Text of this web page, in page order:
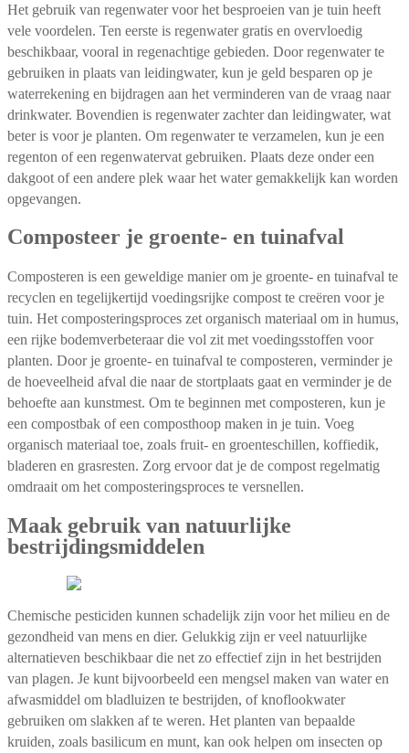
Het gebruik van regenwater voor het besproeien van je tuin heeft
vele voordelen. Ten eerste is regenwater gratis en overvloedig
beschikbaar, vooral in regenachtige gebieden. Door regenwater te
gebruiken in plaats van leidingwater, kun je geld besparen op je
waterrekening en bijdragen aan het verminderen van de vraag naar
drinkwater. Bovendien is regenwater zachter dan leidingwater, wat
beter is voor je planten. Om regenwater te verzamelen, kun je een
regenton of een regenwatervat gebruiken. Plaats deze onder een
dakgoot of een andere plek waar het water gemakkelijk kan worden
opgevangen.
Composteer je groente- en tuinafval
Composteren is een geweldige manier om je groente- en tuinafval te
recyclen en tegelijkertijd voedingsrijke compost te creëren voor je
tuin. Het composteringsproces zet organisch materiaal om in humus,
een rijke bodemverbeteraar die vol zit met voedingsstoffen voor
planten. Door je groente- en tuinafval te composteren, verminder je
de hoeveelheid afval die naar de stortplaats gaat en verminder je de
behoefte aan kunstmest. Om te beginnen met composteren, kun je
een compostbak of een composthoop maken in je tuin. Voeg
organisch materiaal toe, zoals fruit- en groenteschillen, koffiedik,
bladeren en grasresten. Zorg ervoor dat je de compost regelmatig
omdraait om het composteringsproces te versnellen.
Maak gebruik van natuurlijke
bestrijdingsmiddelen
Chemische pesticiden kunnen schadelijk zijn voor het milieu en de
gezondheid van mens en dier. Gelukkig zijn er veel natuurlijke
alternatieven beschikbaar die net zo effectief zijn in het bestrijden
van plagen. Je kunt bijvoorbeeld een mengsel maken van water en
afwasmiddel om bladluizen te bestrijden, of knoflookwater
gebruiken om slakken af te weren. Het planten van bepaalde
kruiden, zoals basilicum en munt, kan ook helpen om insecten op